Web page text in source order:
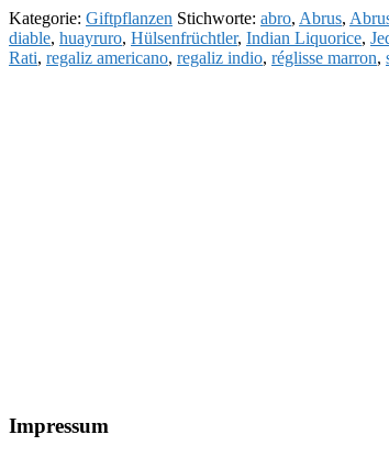
Kategorie: Giftpflanzen Stichworte: abro, Abrus,
diable, huayruro, Hülsenfrüchtler, Indian Liquorice,
Rati, regaliz americano, regaliz indio, réglisse marron,
Footer
Impressum